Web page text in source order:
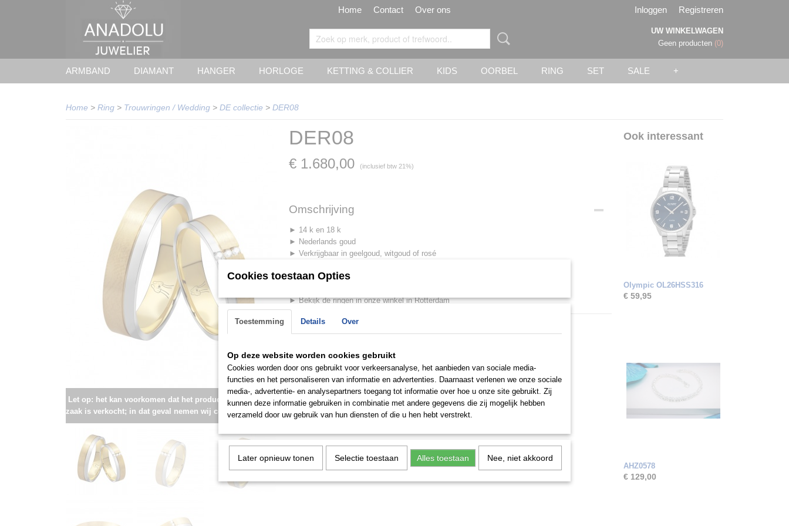
Home Contact Over ons Inloggen Registreren
UW WINKELWAGEN
Geen producten (0)
ARMBAND DIAMANT HANGER HORLOGE KETTING & COLLIER KIDS OORBEL RING SET SALE +
Home > Ring > Trouwringen / Wedding > DE collectie > DER08
Let op: het kan voorkomen dat het product onlangs in de
zaak is verkocht; in dat geval nemen wij contact met u op.
DER08
€ 1.680,00 (inclusief btw 21%)
Omschrijving
► 14 k en 18 k
► Nederlands goud
► Verkrijgbaar in geelgoud, witgoud of rosé
► 3 stenen
► Bekijk de ringen in onze winkel in Rotterdam
Ook interessant
Olympic OL26HSS316
€ 59,95
AHZ0578
€ 129,00
Cookies toestaan Opties
Toestemming Details Over
Op deze website worden cookies gebruikt
Cookies worden door ons gebruikt voor verkeersanalyse, het aanbieden van sociale media-
functies en het personaliseren van informatie en advertenties. Daarnaast verlenen we onze sociale
media-, advertentie- en analysepartners toegang tot informatie over hoe u onze site gebruikt. Zij
kunnen deze informatie gebruiken in combinatie met andere gegevens die zij mogelijk hebben
verzameld door uw gebruik van hun diensten of die u hen hebt verstrekt.
Later opnieuw tonen Selectie toestaan Alles toestaan Nee, niet akkoord